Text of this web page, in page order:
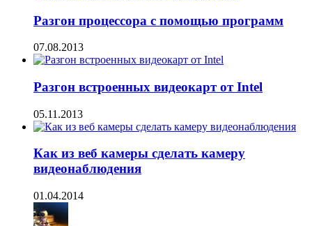
Разгон процессора с помощью программ
07.08.2013
Разгон встроенных видеокарт от Intel
05.11.2013
Как из веб камеры сделать камеру
видеонаблюдения
01.04.2014